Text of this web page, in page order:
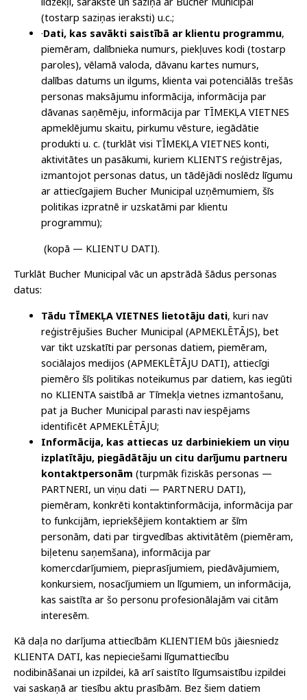
(tostarp saziņas ieraksti) u.c.;
·Dati, kas savākti saistībā ar klientu programmu,
piemēram, dalībnieka numurs, piekļuves kodi (tostarp
paroles), vēlamā valoda, dāvanu kartes numurs,
dalības datums un ilgums, klienta vai potenciālās trešās
personas maksājumu informācija, informācija par
dāvanas saņēmēju, informācija par TĪMEKĻA VIETNES
apmeklējumu skaitu, pirkumu vēsture, iegādātie
produkti u. c. (turklāt visi TĪMEKĻA VIETNES konti,
aktivitātes un pasākumi, kuriem KLIENTS reģistrējas,
izmantojot personas datus, un tādējādi noslēdz līgumu
ar attiecīgajiem Bucher Municipal uzņēmumiem, šīs
politikas izpratnē ir uzskatāmi par klientu
programmu);
(kopā — KLIENTU DATI).
Turklāt Bucher Municipal vāc un apstrādā šādus personas
datus:
Tādu TĪMEKĻA VIETNES lietotāju dati, kuri nav
reģistrējušies Bucher Municipal (APMEKLĒTĀJS), bet
var tikt uzskatīti par personas datiem, piemēram,
sociālajos medijos (APMEKLĒTĀJU DATI), attiecīgi
piemēro šīs politikas noteikumus par datiem, kas iegūti
no KLIENTA saistībā ar Tīmekļa vietnes izmantošanu,
pat ja Bucher Municipal parasti nav iespējams
identificēt APMEKLĒTĀJU;
Informācija, kas attiecas uz darbiniekiem un viņu
izplatītāju, piegādātāju un citu darījumu partneru
kontaktpersonām (turpmāk fiziskās personas —
PARTNERI, un viņu dati — PARTNERU DATI),
piemēram, konkrēti kontaktinformācija, informācija par
to funkcijām, iepriekšējiem kontaktiem ar šīm
personām, dati par tirgvedības aktivitātēm (piemēram,
biļetenu saņemšana), informācija par
komercdarījumiem, pieprasījumiem, piedāvājumiem,
konkursiem, nosacījumiem un līgumiem, un informācija,
kas saistīta ar šo personu profesionālajām vai citām
interesēm.
Kā daļa no darījuma attiecībām KLIENTIEM būs jāiesniedz
KLIENTA DATI, kas nepieciešami līgumattiecību
nodibināšanai un izpildei, kā arī saistīto līgumsaistību izpildei
vai saskaņā ar tiesību aktu prasībām. Bez šiem datiem